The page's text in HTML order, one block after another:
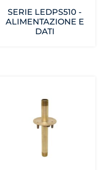
SERIE LEDPS510 -
ALIMENTAZIONE E
DATI